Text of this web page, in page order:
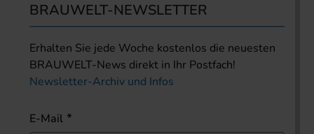
BRAUWELT-NEWSLETTER
Erhalten Sie jede Woche kostenlos die neuesten
BRAUWELT-News direkt in Ihr Postfach!
Newsletter-Archiv und Infos
E-Mail